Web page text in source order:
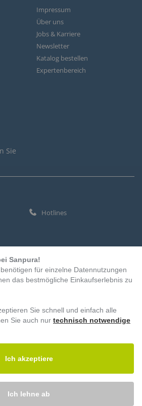
Sie
Impressum
Über uns
Jobs & Karriere
Newsletter
Katalog bestellen
Expertenbereich
Hotlines
Vorkasse
Sanpura!
für einzelne Datennutzungen
das bestmögliche Einkaufserlebnis zu
Sie schnell und einfach alle
Sie auch nur technisch notwendige
Ich akzeptiere
Ich lehne ab